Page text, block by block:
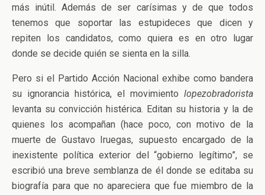
más inútil. Además de ser carísimas y de que todos
tenemos que soportar las estupideces que dicen y
repiten los candidatos, como quiera es en otro lugar
donde se decide quién se sienta en la silla.
Pero si el Partido Acción Nacional exhibe como bandera
su ignorancia histórica, el movimiento lopezobradorista
levanta su convicción histérica. Editan su historia y la de
quienes los acompañan (hace poco, con motivo de la
muerte de Gustavo Iruegas, supuesto encargado de la
inexistente política exterior del “gobierno legítimo”, se
escribió una breve semblanza de él donde se editaba su
biografía para que no apareciera que fue miembro de la